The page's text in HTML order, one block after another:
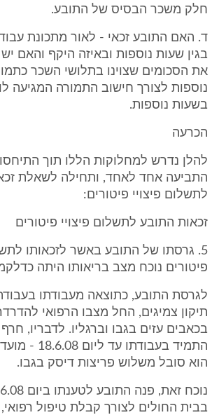
חלק משכר הבסיס של התובע.
ד. האם התובע זכאי - לאור מתכונת
בגין שעות נוספות ובאיזה היקף והאם
את הסכומים שצוינו בתלושי השכר
נוספות לצורך חישוב התמורה המגיעה
בשעות נוספות.
הכרעה
להלן נדרש למחלוקות הללו תוך
התביעה אחד לאחד, ותחילה לשאלת
לתשלום פיצויי פיטורים:
זכאות התובע לתשלום פיצויי פיטורים
5. גרסתו של התובע באשר לזכאותו
פיטורים נוכח מצב בריאותו היתה
לגרסת התובע, כתוצאה מעבודתו
תיקון צמיגים, החל מצבו הרפואי
בכאבים עזים בגבו וברגליו. לדבריו,
התמיד בעבודתו
הוא סובל משלוש פריצות דיסק בגבו.
בבית החולים לצורך קבלת טיפול